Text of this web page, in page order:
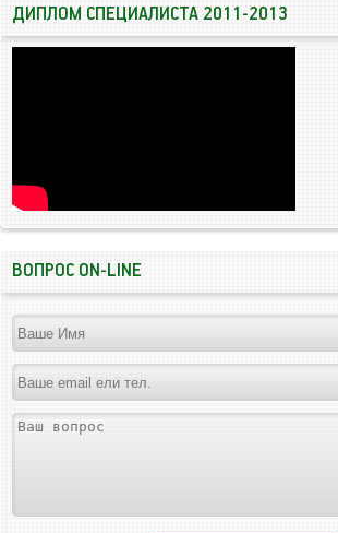
ДИПЛОМ СПЕЦИАЛИСТА 2011-2013
ВОПРОС ON-LINE